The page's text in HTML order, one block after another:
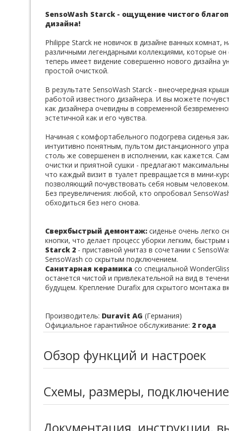
SensoWash Starck - ощущение чистого
дизайна!
Philippe Starck не новичок в дизайне ванных комнат,
различными легендарными коллекциями, которые он
теперь имеет видение совершенно нового дизайна
простой очисткой.
В результате SensoWash Starck - внеочередная
работой известного дизайнера. И вы можете
как дизайнера очевидны в современной
эстетичной как и его чувства.
Начиная с комфортабельного подогрева сиденья
интуитивно понятным, пультом дистанционного
столь же совершенен в исполнении, как кажется.
очистки и приятной сушки - предлагают
что каждый визит в туалет превращается в мини-
позволяющий почувствовать себя новым человеком.
Без преувеличения: любой, кто опробовал
обходиться без него снова.
Сверхбыстрый демонтаж: сиденье очень легко
кнопки, что делает процесс уборки легким, быстрым
Starck 2 - приставной унитаз в сочетании с
SensoWash со скрытым подключением.
Санитарная керамика со специальной
останется чистой и привлекательной на вид в
будущем. Крепление Durafix для скрытого монтажа
Производитель: Duravit AG (Германия)
Официальное гарантийное обслуживание: 2 года
Обзор функций и настроек
Схемы, размеры, подключение
Документация, инструкции,